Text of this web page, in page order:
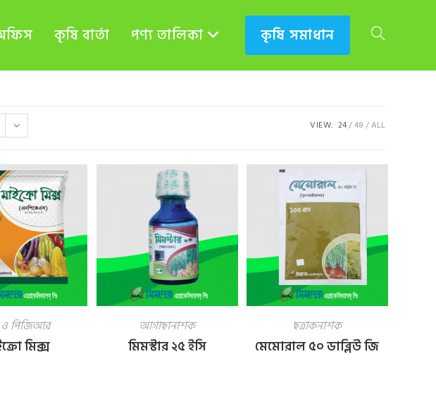
কৃষি বার্তা পণ্য তালিকা কৃষি সমাধান TOGGLE
VIEW: 24 48 ALL
ও পিজিআর
মিক্স
আগাছানাশক
মিমস্টার ২৫ ইসি
ছত্রাকনাশক
মেমোরাল ৫০ ডাব্লিউ জি